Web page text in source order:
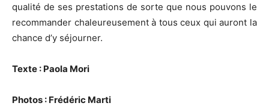
qualité de ses prestations de sorte que nous pouvons le
recommander chaleureusement à tous ceux qui auront la
chance d’y séjourner.
Texte : Paola Mori
Photos : Frédéric Marti